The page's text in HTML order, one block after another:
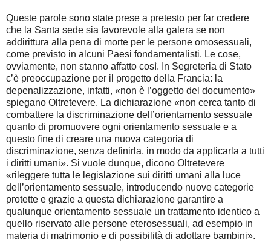
Queste parole sono state prese a pretesto per far credere
che la Santa sede sia favorevole alla galera se non
addirittura alla pena di morte per le persone omosessuali,
come previsto in alcuni Paesi fondamentalisti. Le cose,
ovviamente, non stanno affatto così. In Segreteria di Stato
c’è preoccupazione per il progetto della Francia: la
depenalizzazione, infatti, «non è l’oggetto del documento»
spiegano Oltretevere. La dichiarazione «non cerca tanto di
combattere la discriminazione dell’orientamento sessuale
quanto di promuovere ogni orientamento sessuale e a
questo fine di creare una nuova categoria di
discriminazione, senza definirla, in modo da applicarla a tutti
i diritti umani». Si vuole dunque, dicono Oltretevere
«rileggere tutta le legislazione sui diritti umani alla luce
dell’orientamento sessuale, introducendo nuove categorie
protette e grazie a questa dichiarazione garantire a
qualunque orientamento sessuale un trattamento identico a
quello riservato alle persone eterosessuali, ad esempio in
materia di matrimonio e di possibilità di adottare bambini».